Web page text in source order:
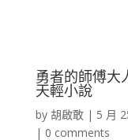
勇者的師傅大
天輕小說
by 胡啟敢| 5 月
| 0 comments